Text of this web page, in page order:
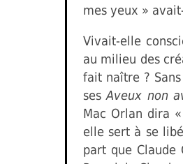
mes yeux »
Vivait-elle
au milieu des
fait naître ?
ses Aveux non
Mac Orlan dira
elle sert à se
part que Claude